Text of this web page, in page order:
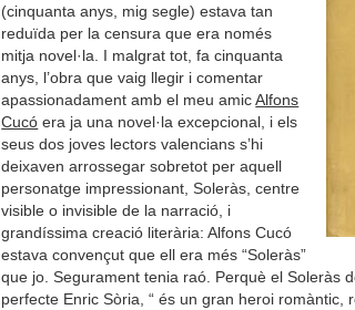
(cinquanta anys, mig segle) estava tan
reduïda per la censura que era només
mitja novel·la. I malgrat tot, fa cinquanta
anys, l’obra que vaig llegir i comentar
apassionadament amb el meu amicAlfons
Cucó era ja una novel·la excepcional, i els
seus dos joves lectors valencians s’hi
deixaven arrossegar sobretot per aquell
personatge impressionant, Soleràs, centre
visible o invisible de la narració, i
grandíssima creació literària: Alfons Cucó
estava convençut que ell era més “Soleràs”
que jo. Segurament tenia raó. Perquè el Soleràs
perfecte Enric Sòria, “ és un gran heroi